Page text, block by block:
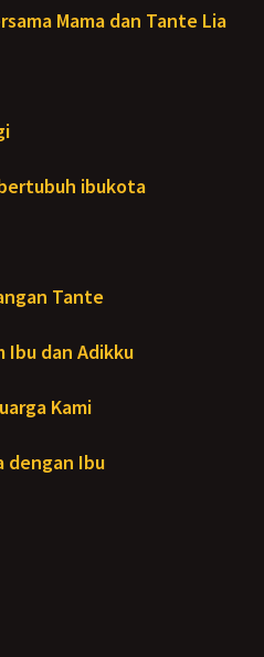
Mama dan Tante Lia
ibukota
Tante
Ibu dan Adikku
Kami
dengan Ibu